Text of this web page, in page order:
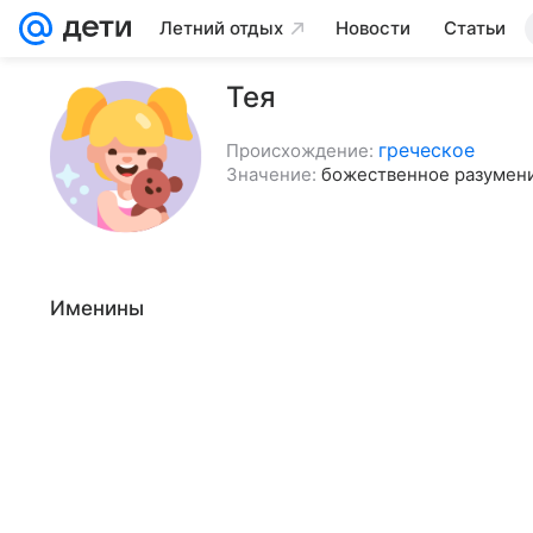
Летний отдых Новости Статьи
Тея
Происхождение: греческое
Значение: божественное
Именины